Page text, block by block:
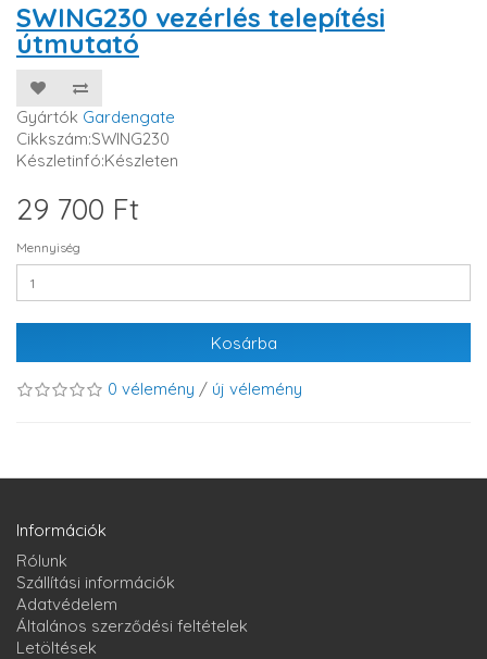
SWING230 vezérlés telepítési
útmutató
Gyártók Gardengate
Cikkszám:SWING230
Készletinfó:Készleten
29 700 Ft
Mennyiség
Kosárba
0 vélemény / új vélemény
Információk
Rólunk
Szállítási információk
Adatvédelem
Általános szerződési feltételek
Letöltések